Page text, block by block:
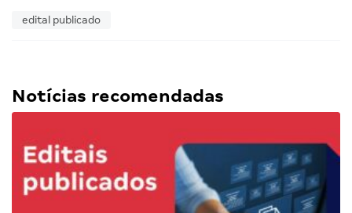
edital publicado
Notícias recomendadas